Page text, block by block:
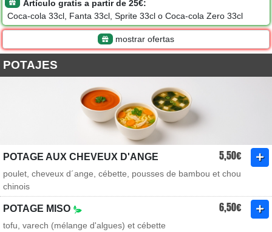
Artículo gratis a partir de 25€:
Coca-cola 33cl, Fanta 33cl, Sprite 33cl o Coca-cola Zero 33cl
mostrar ofertas
POTAJES
POTAGE AUX CHEVEUX D'ANGE 5,50€
poulet, cheveux d´ange, cébette, pousses de bambou et chou
chinois
POTAGE MISO 6,50€
tofu, varech (mélange d'algues) et cébette